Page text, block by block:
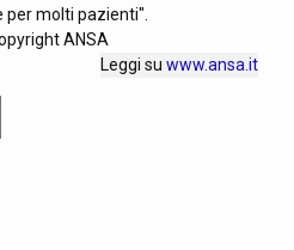
per molti pazienti".
ANSA
Leggi su www.ansa.it